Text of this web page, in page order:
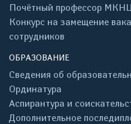
Почётный профессор МКНЦ
Конкурс на замещение
сотрудников
ОБРАЗОВАНИЕ
Сведения об
Ординатура
Аспирантура и
Дополнительное